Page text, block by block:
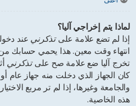
لماذا يتم إخراجي آليا؟
إذا لم تضع علامة علىتذكرني عند
انتهاء وقت معين. هذا يحمي حسابك
تخرج آليا ضع علامة صح علىتذكرني
كان الجهاز الذي دخلت منه جهاز عام
والجامعة وغيرها، إذا لم تر مربع
هذه الخاصية.